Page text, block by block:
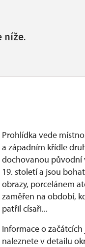
níže.
Prohlídka vede
a západním křídle
dochovanou původní
19. století a jsou
obrazy, porcelánem
zaměřen na období,
patřil císaři...
Informace o
naleznete v detailu